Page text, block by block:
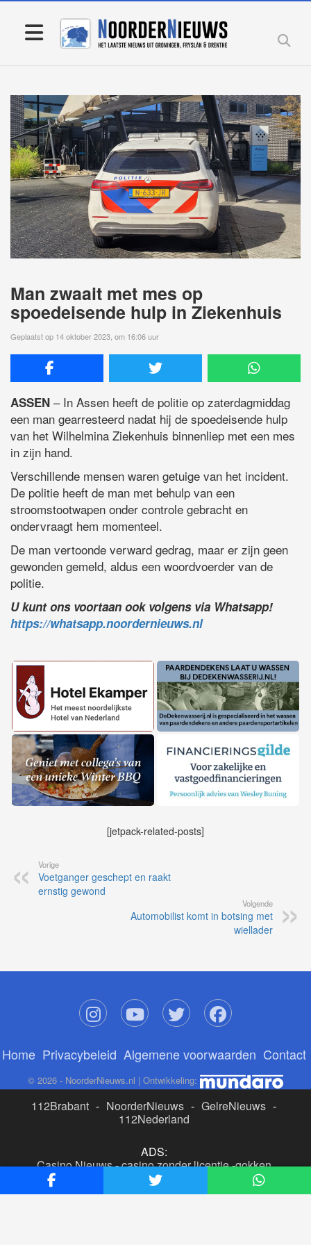
Man zwaait met mes op
spoedeisende hulp in Ziekenhuis
Geplaatst op 14 oktober 2023, om 16:06 uur
ASSEN – In Assen heeft de politie op zaterdagmiddag
een man gearresteerd nadat hij de spoedeisende hulp
van het Wilhelmina Ziekenhuis binnenliep met een mes
in zijn hand.
Verschillende mensen waren getuige van het incident.
De politie heeft de man met behulp van een
stroomstootwapen onder controle gebracht en
ondervraagt hem momenteel.
De man vertoonde verward gedrag, maar er zijn geen
gewonden gemeld, aldus een woordvoerder van de
politie.
U kunt ons voortaan ook volgens via Whatsapp!
https://whatsapp.noordernieuws.nl
[jetpack-related-posts]
Vorige
Voetganger geschept en raakt
ernstig gewond
Volgende
Automobilist komt in botsing met
wiellader
Home Privacybeleid Algemene voorwaarden Contact
© 2026 - NoorderNieuws.nl | Ontwikkeling:
112Brabant - NoorderNieuws - GelreNieuws -
112Nederland
ADS:
Casino Nieuws-casino zonder licentie-gokken
buitenlandse site
beste online casino nederland